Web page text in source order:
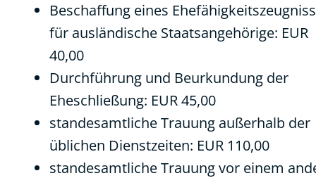
Beschaffung eines
für ausländische Staatsangehörige: EUR
40,00
Durchführung und Beurkundung der
Eheschließung: EUR 45,00
standesamtliche Trauung außerhalb der
üblichen Dienstzeiten: EUR 110,00
standesamtliche Trauung vor einem